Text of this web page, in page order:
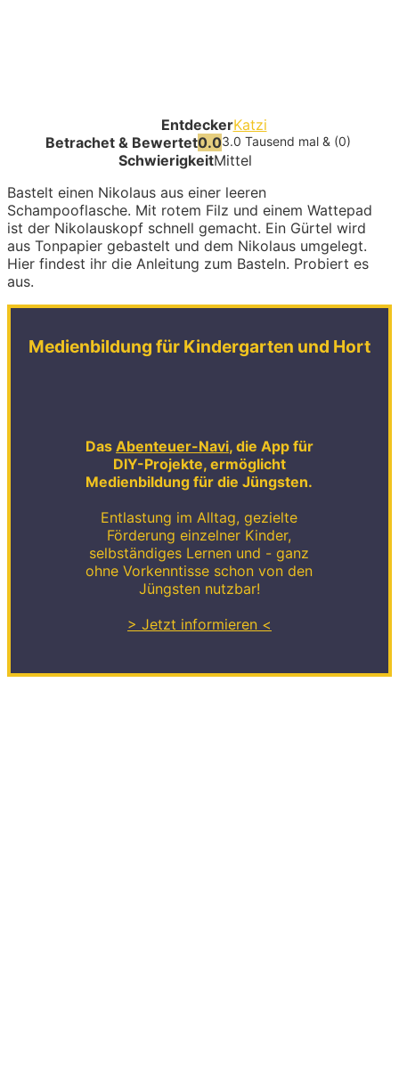
EntdeckerKatzi
Betrachet & Bewertet0.03.0 Tausend mal & (0)
SchwierigkeitMittel
Bastelt einen Nikolaus aus einer leeren
Schampooflasche. Mit rotem Filz und einem Wattepad
ist der Nikolauskopf schnell gemacht. Ein Gürtel wird
aus Tonpapier gebastelt und dem Nikolaus umgelegt.
Hier findest ihr die Anleitung zum Basteln. Probiert es
aus.
Medienbildung für Kindergarten und Hort
Das Abenteuer-Navi, die App für
DIY-Projekte, ermöglicht
Medienbildung für die Jüngsten.
Entlastung im Alltag, gezielte
Förderung einzelner Kinder,
selbständiges Lernen und - ganz
ohne Vorkenntisse schon von den
Jüngsten nutzbar!
> Jetzt informieren <